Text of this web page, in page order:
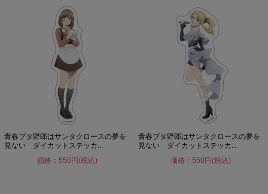
青春ブタ野郎はサンタクロースの夢を
見ない ダイカットステッカ...
価格：550円(税込)
青春ブタ野郎はサンタクロースの夢を
見ない ダイカットステッカ...
価格：550円(税込)